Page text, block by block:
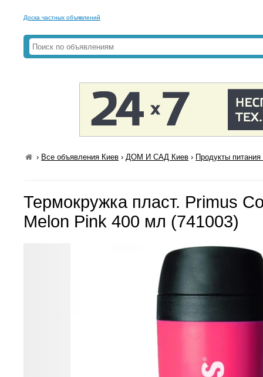
Доска частных объявлений
› Все объявления Киев ›ДОМ И САД Киев › Продукты
Термокружка пласт. Primus
Melon Pink 400 мл (741003)